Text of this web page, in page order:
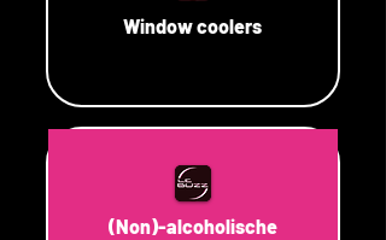
Window coolers
(Non)-alcoholische